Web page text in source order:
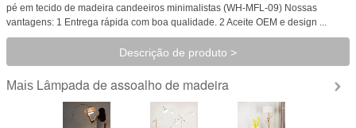
pé em tecido de madeira candeeiros minimalistas (WH-MFL-09) Nossas
vantagens: 1 Entrega rápida com boa qualidade. 2 Aceite OEM e design ...
Descrição de produto >
Mais Lâmpada de assoalho de madeira